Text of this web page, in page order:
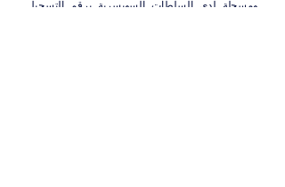
ومسجلة لدى السلطات السويسرية برقم التسجيل